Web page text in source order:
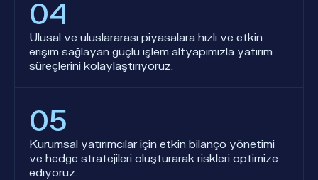
04
Ulusal ve uluslararası piyasalara hızlı ve etkin
erişim sağlayan güçlü işlem altyapımızla yatırım
süreçlerini kolaylaştırıyoruz.
05
Kurumsal yatırımcılar için etkin bilanço yönetimi
ve hedge stratejileri oluşturarak riskleri optimize
ediyoruz.